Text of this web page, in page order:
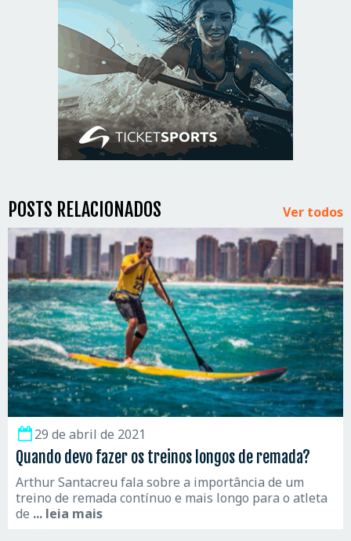
POSTS RELACIONADOS Ver todos
29 de abril de 2021
Quando devo fazer os treinos longos de remada?
Arthur Santacreu fala sobre a importância de um
treino de remada contínuo e mais longo para o atleta
de ... leia mais